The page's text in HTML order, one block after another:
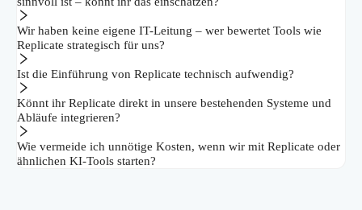
Wir haben keine eigene IT-Leitung – wer bewertet Tools wie
Replicate strategisch für uns?
Ist die Einführung von Replicate technisch aufwendig?
Könnt ihr Replicate direkt in unsere bestehenden Systeme und
Abläufe integrieren?
Wie vermeide ich unnötige Kosten, wenn wir mit Replicate oder
ähnlichen KI-Tools starten?